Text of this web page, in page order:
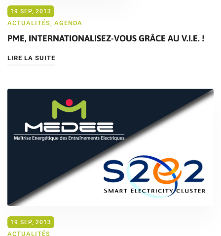
19 SEP, 2013
ACTUALITÉS AGENDA
PME, INTERNATIONALISEZ-VOUS GRÂCE AU V.I.E. !
LIRE LA SUITE
19 SEP, 2013
ACTUALITÉS